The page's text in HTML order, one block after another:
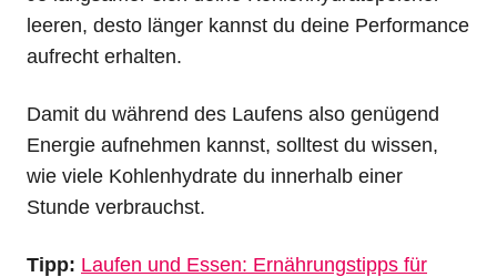
leeren, desto länger kannst du deine Performance
aufrecht erhalten.
Damit du während des Laufens also genügend
Energie aufnehmen kannst, solltest du wissen,
wie viele Kohlenhydrate du innerhalb einer
Stunde verbrauchst.
Tipp: Laufen und Essen: Ernährungstipps für